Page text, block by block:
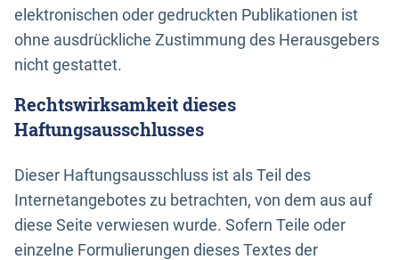
elektronischen oder gedruckten Publikationen ist
ohne ausdrückliche Zustimmung des Herausgebers
nicht gestattet.
Rechtswirksamkeit dieses
Haftungsausschlusses
Dieser Haftungsausschluss ist als Teil des
Internetangebotes zu betrachten, von dem aus auf
diese Seite verwiesen wurde. Sofern Teile oder
einzelne Formulierungen dieses Textes der